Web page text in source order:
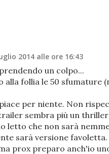
2014 alle ore 16:43
un colpo...
alla follia le 50 sfumature
per niente. Non
sembra più un thriller
letto che non sarà
sarà versione
prox preparo anch'io